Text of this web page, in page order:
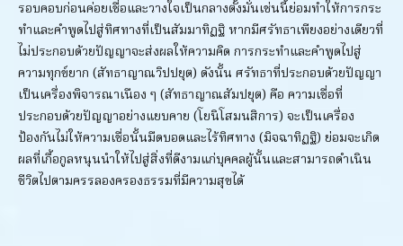
รอบคอบก่อนค่อยเชื่อและวางใจเป็นกลางตั้งมั่นเช่นนี้ย่อมทำให้การกระ
ทำและคำพูดไปสู่ทิศทางที่เป็นสัมมาทิฏฐิ หากมีศรัทธาเพียงอย่างเดียวที่
ไม่ประกอบด้วยปัญญาจะส่งผลให้ความคิด การกระทำและคำพูดไปสู่
ความทุกข์ยาก (สัทธาญาณวิปปยุต) ดังนั้น ศรัทธาที่ประกอบด้วยปัญญา
เป็นเครื่องพิจารณาเนือง ๆ (สัทธาญาณสัมปยุต) คือ ความเชื่อที่
ประกอบด้วยปัญญาอย่างแยบคาย (โยนิโสมนสิการ) จะเป็นเครื่อง
ป้องกันไม่ให้ความเชื่อนั้นมืดบอดและไร้ทิศทาง (มิจฉาทิฏฐิ) ย่อมจะเกิด
ผลที่เกื้อกูลหนุนนำให้ไปสู่สิ่งที่ดีงามแก่บุคคลผู้นั้นและสามารถดำเนิน
ชีวิตไปตามครรลองครองธรรมที่มีความสุขได้